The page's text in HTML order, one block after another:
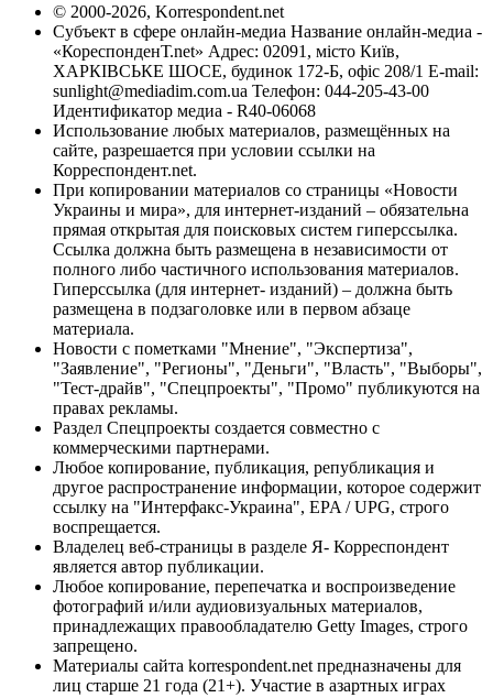
© 2000-2026, Korrespondent.net
Субъект в сфере онлайн-медиа Название онлайн-медиа -
«КореспонденТ.net» Адрес: 02091, місто Київ,
ХАРКІВСЬКЕ ШОСЕ, будинок 172-Б, офіс 208/1 E-mail:
sunlight@mediadim.com.ua Телефон: 044-205-43-00
Идентификатор медиа - R40-06068
Использование любых материалов, размещённых на
сайте, разрешается при условии ссылки на
Корреспондент.net.
При копировании материалов со страницы «Новости
Украины и мира», для интернет-изданий – обязательна
прямая открытая для поисковых систем гиперссылка.
Ссылка должна быть размещена в независимости от
полного либо частичного использования материалов.
Гиперссылка (для интернет- изданий) – должна быть
размещена в подзаголовке или в первом абзаце
материала.
Новости с пометками "Мнение", "Экспертиза",
"Заявление", "Регионы", "Деньги", "Власть", "Выборы",
"Тест-драйв", "Спецпроекты", "Промо" публикуются на
правах рекламы.
Раздел Спецпроекты создается совместно с
коммерческими партнерами.
Любое копирование, публикация, републикация и
другое распространение информации, которое содержит
ссылку на "Интерфакс-Украина", EPA / UPG, строго
воспрещается.
Владелец веб-страницы в разделе Я- Корреспондент
является автор публикации.
Любое копирование, перепечатка и воспроизведение
фотографий и/или аудиовизуальных материалов,
принадлежащих правообладателю Getty Images, строго
запрещено.
Материалы сайта korrespondent.net предназначены для
лиц старше 21 года (21+). Участие в азартных играх